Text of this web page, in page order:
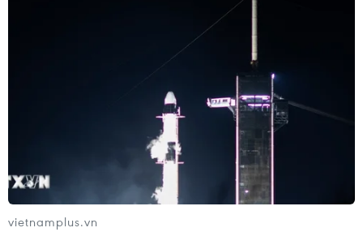
trước cuộc gặp thượng đỉnh giữa Tổng thống Nga
Vladimir Putin và Thủ tướng Ấn Độ Narendra Modi vào
vietnamplus.vn